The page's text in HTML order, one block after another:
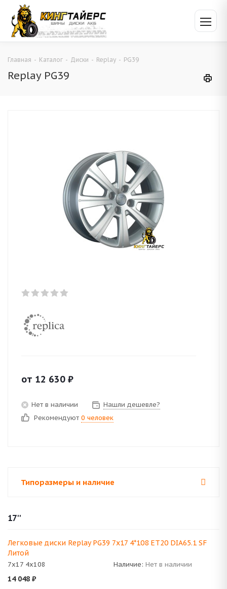
Главная - Каталог - Диски - Replay - PG39
Replay PG39
от 12 630 ₽
Нет в наличии
Нашли дешевле?
Рекомендуют 0 человек
Типоразмеры и наличие
17''
Легковые диски Replay PG39 7x17 4*108 ET20 DIA65.1 SF
Литой
7x17 4x108 Наличие: Нет в наличии
14 048 ₽